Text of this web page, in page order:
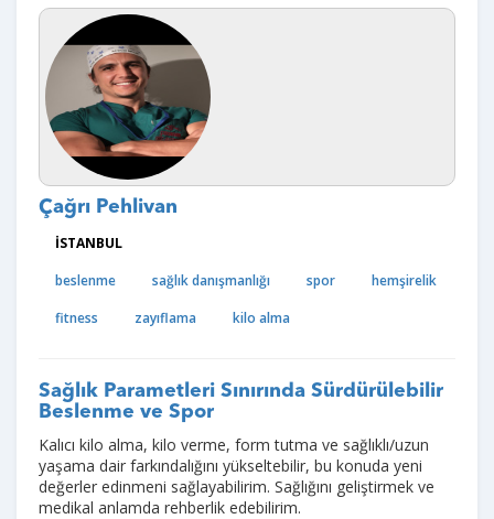
Çağrı Pehlivan
İSTANBUL
beslenme
sağlık danışmanlığı spor
hemşirelik
fitness
zayıflama kilo alma
Sağlık Parametleri Sınırında Sürdürülebilir
Beslenme ve Spor
Kalıcı kilo alma, kilo verme, form tutma ve sağlıklı/uzun
yaşama dair farkındalığını yükseltebilir, bu konuda yeni
değerler edinmeni sağlayabilirim. Sağlığını geliştirmek ve
medikal anlamda rehberlik edebilirim.